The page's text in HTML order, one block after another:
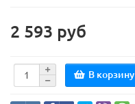
2 593 руб
В корзину